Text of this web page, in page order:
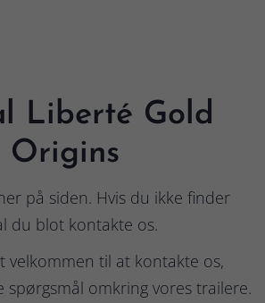
Liberté Gold
Origins
på siden. Hvis du ikke finder
du blot kontakte os.
velkommen til at kontakte os,
spørgsmål omkring vores trailere.